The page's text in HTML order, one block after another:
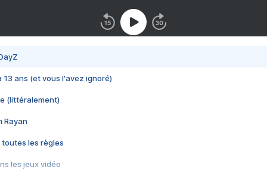
13 ans (et vous l'avez ignoré)
(littéralement)
Rayan
toutes les règles
les jeux vidéo